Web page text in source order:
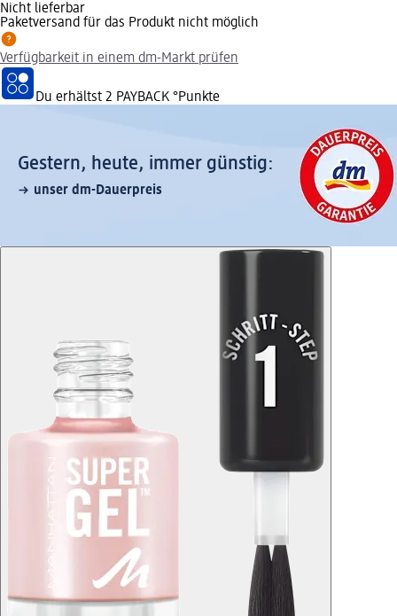
Nicht lieferbar
Paketversand für das Produkt nicht möglich
Verfügbarkeit in einem dm-Markt prüfen
Du erhältst 2 PAYBACK °Punkte
Gestern, heute, immer günstig:
unser dm-Dauerpreis